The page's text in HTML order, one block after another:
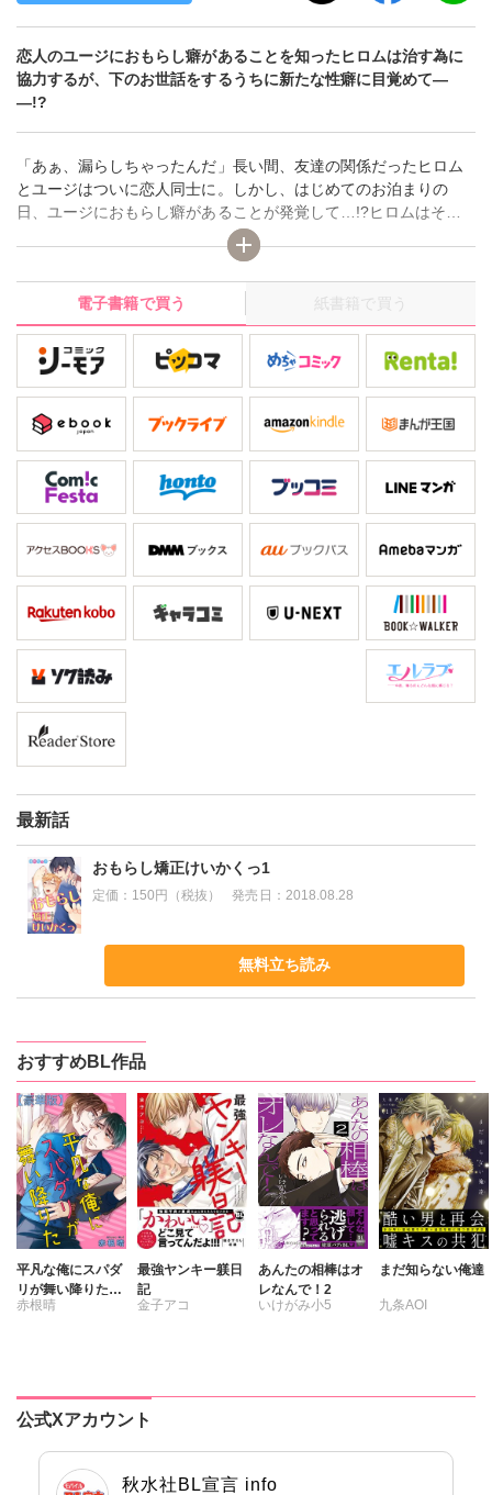
恋人のユージにおもらし癖があることを知ったヒロムは治す為に
協力するが、下のお世話をするうちに新たな性癖に目覚めて―
―!?
「あぁ、漏らしちゃったんだ」長い間、友達の関係だったヒロム
とユージはついに恋人同士に。しかし、はじめてのお泊まりの
日、ユージにおもらし癖があることが発覚して…!?ヒロムはそん
なユージのおもらし癖を治す為に協力することになるが、下のお
世話をするうちに新たな性癖に目覚めはじめる…。そんな中、つ
いにおもらし癖が完治し、二人はようやく初Hをすることに。だけ
ど、ヒロムの大きなアレに奥まで突かれて、ユージの我慢は限界!!
「違うのが、キちゃ…！」せっかく治ったのに、気持ち良すぎて
もれちゃう――!?
電子書籍で買う 紙書籍で買う
最新話
おもらし矯正けいかくっ1
定価： 150円（税抜） 発売日： 2018.08.28
無料立ち読み
おすすめBL作品
平凡な俺にスパダ
リが舞い降りた
【豪華版】
赤根晴
最強ヤンキー躾日
記
金子アコ
あんたの相棒はオ
レなんで！2
いけがみ小5
まだ知らない俺達
九条AOI
公式Xアカウント
秋水社BL宣言 info